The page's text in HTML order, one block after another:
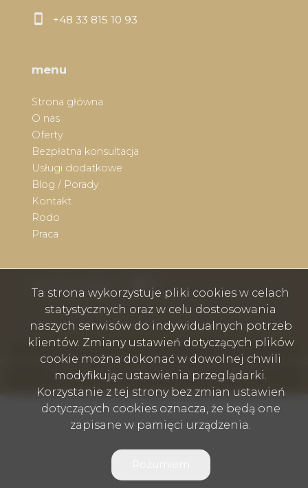
+48 33 815 10 93
menu
Strona główna
O nas
Oferty
Bezpłatna konsultacja
Usługi dodatkowe
Blog / Porady
Kontakt
Rodo
Praca
social media Facebook
Facebook
nieruchomości - Wodzisław Śląski, Rybnik, Skoczów, Cieszyn ©
Program dla biur nieruchomości Galactica Virgo
Ta strona wykorzystuje pliki cookies w celach
statystycznych oraz w celu dostosowania
naszych serwisów do indywidualnych potrzeb
klientów. Zmiany ustawień dotyczących plików
cookie można dokonać w dowolnej chwili
modyfikując ustawienia przeglądarki.
Korzystanie z tej strony bez zmian ustawień
dotyczących cookies oznacza, że będą one
zapisane w pamięci urządzenia.